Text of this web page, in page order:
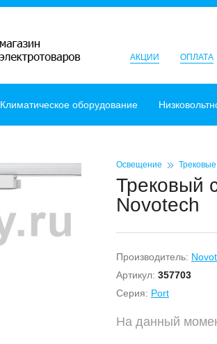
АКЦИИ ОПЛАТА
Климатическое оборудование
Освещение
Трековый
Novotech
Производитель:
Артикул: 357703
Серия: Port
На данный